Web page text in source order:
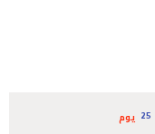
25
يوم